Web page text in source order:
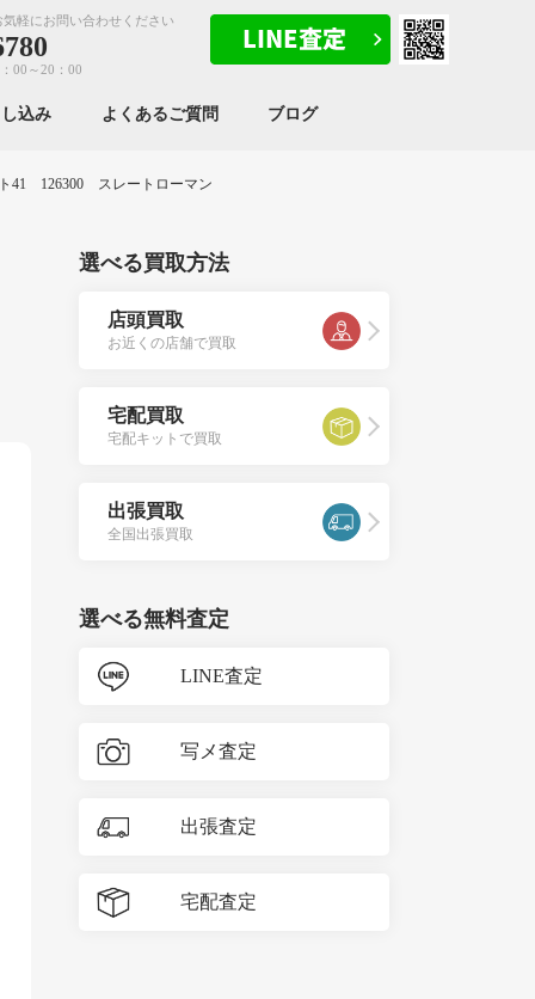
軽にお問い合わせください
00～20：00
込み よくあるご質問 ブログ
41 126300 スレートローマン
選べる買取方法
店頭買取
お近くの店舗で買取
宅配買取
宅配キットで買取
出張買取
全国出張買取
選べる無料査定
LINE査定
写メ査定
出張査定
宅配査定